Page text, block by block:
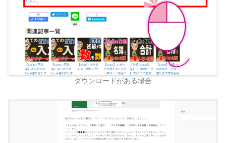
ダウンロードがある場合